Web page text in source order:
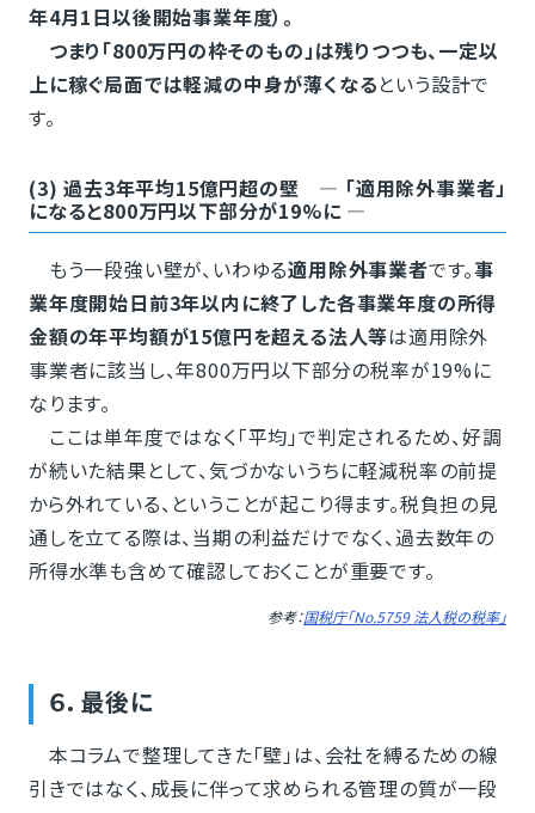
年4月1日以後開始事業年度）。
つまり「800万円の枠そのもの」は残りつつも、一定以
上に稼ぐ局面では軽減の中身が薄くなるという設計で
す。
(3) 過去3年平均15億円超の壁 ― 「適用除外事業者」
になると800万円以下部分が19%に ―
もう一段強い壁が、いわゆる適用除外事業者です。事
業年度開始日前3年以内に終了した各事業年度の所得
金額の年平均額が15億円を超える法人等は適用除外
事業者に該当し、年800万円以下部分の税率が19%に
なります。
ここは単年度ではなく「平均」で判定されるため、好調
が続いた結果として、気づかないうちに軽減税率の前提
から外れている、ということが起こり得ます。税負担の見
通しを立てる際は、当期の利益だけでなく、過去数年の
所得水準も含めて確認しておくことが重要です。
参考：国税庁「No.5759 法人税の税率」
６．最後に
本コラムで整理してきた「壁」は、会社を縛るための線
引きではなく、成長に伴って求められる管理の質が一段